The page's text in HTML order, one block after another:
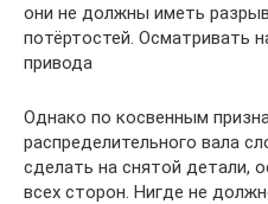
они не должны иметь
потёртостей. Осматривать
привода
Однако по косвенным
распределительного вала
сделать на снятой детали,
всех сторон. Нигде не